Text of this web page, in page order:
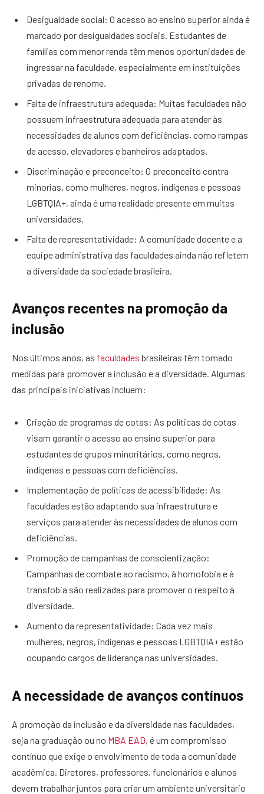
Desigualdade social: O acesso ao ensino superior ainda é
marcado por desigualdades sociais. Estudantes de
famílias com menor renda têm menos oportunidades de
ingressar na faculdade, especialmente em instituições
privadas de renome.
Falta de infraestrutura adequada: Muitas faculdades não
possuem infraestrutura adequada para atender às
necessidades de alunos com deficiências, como rampas
de acesso, elevadores e banheiros adaptados.
Discriminação e preconceito: O preconceito contra
minorias, como mulheres, negros, indígenas e pessoas
LGBTQIA+, ainda é uma realidade presente em muitas
universidades.
Falta de representatividade: A comunidade docente e a
equipe administrativa das faculdades ainda não refletem
a diversidade da sociedade brasileira.
Avanços recentes na promoção da
inclusão
Nos últimos anos, as faculdades brasileiras têm tomado
medidas para promover a inclusão e a diversidade. Algumas
das principais iniciativas incluem:
Criação de programas de cotas: As políticas de cotas
visam garantir o acesso ao ensino superior para
estudantes de grupos minoritários, como negros,
indígenas e pessoas com deficiências.
Implementação de políticas de acessibilidade: As
faculdades estão adaptando sua infraestrutura e
serviços para atender às necessidades de alunos com
deficiências.
Promoção de campanhas de conscientização:
Campanhas de combate ao racismo, à homofobia e à
transfobia são realizadas para promover o respeito à
diversidade.
Aumento da representatividade: Cada vez mais
mulheres, negros, indígenas e pessoas LGBTQIA+ estão
ocupando cargos de liderança nas universidades.
A necessidade de avanços contínuos
A promoção da inclusão e da diversidade nas faculdades,
seja na graduação ou no MBA EAD, é um compromisso
contínuo que exige o envolvimento de toda a comunidade
acadêmica. Diretores, professores, funcionários e alunos
devem trabalhar juntos para criar um ambiente universitário